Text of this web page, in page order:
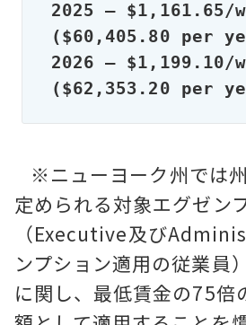
2025 – $1,161.65/
($60,405.80 per
2026 – $1,199.10/
($62,353.20 per
※ニューヨーク州では
定められる対象エグゼン
（Executive及び
ンプション適用の従業員
に関し、最低賃金の75倍